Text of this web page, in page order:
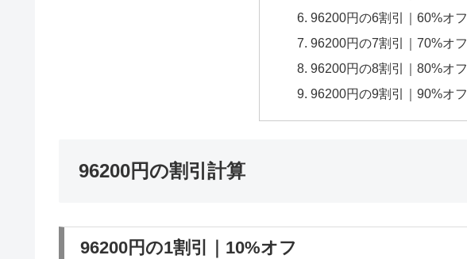
96200円の6割引｜60%オフ
96200円の7割引｜70%オフ
96200円の8割引｜80%オフ
96200円の9割引｜90%オフ
96200円の割引計算
96200円の1割引｜10%オフ